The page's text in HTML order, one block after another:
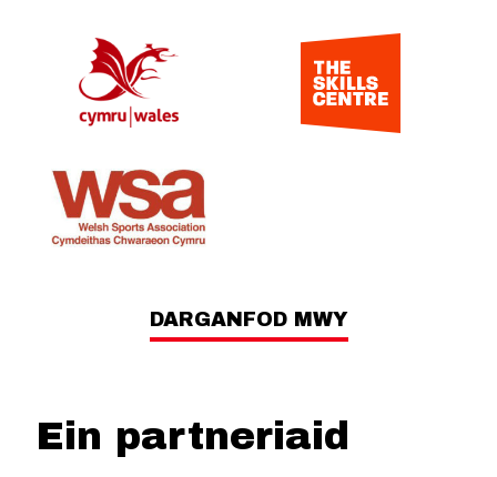
DARGANFOD MWY
Ein partneriaid